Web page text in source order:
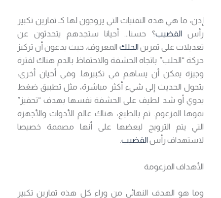
إذن، ما هي هذه التقنيات التي يروجون لها كـ تمارين تكبير
رأسالقضيب؟ حسنا… أحيانا ستجدهم يتحدثون عن
تعديلات على تمرينالجلك المعروف، حيث يدعون أن تركيز
حركة “الحلب” باتجاه الحشفة والاحتفاظ بالدم هناك لفترة
وجيزة يمكن أن يساهم في تكبيرها. وفي أحيان أخرى،
يتحول الحديث إلى شيء أكثر مباشرة، مثل تطبيق ضغط
يدوي أو شد لطيف على الحشفة نفسها بهدف “تحفيز”
نموها المزعوم. ثم بالطبع، هناك عالم الأدوات والأجهزة
التي يتم الترويج لبعضها على أنها مصممة خصيصا
لاستهداف رأسالقضيب.
الأهداف المزعومة
وما هو الهدف النهائي من وراء كل هذه تمارين تكبير